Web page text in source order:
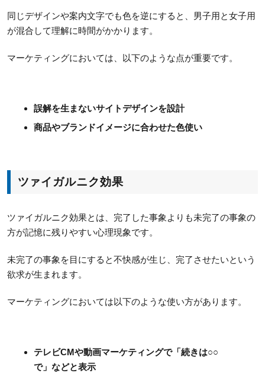
同じデザインや案内文字でも色を逆にすると、男子用と女子用
が混合して理解に時間がかかります。
マーケティングにおいては、以下のような点が重要です。
誤解を生まないサイトデザインを設計
商品やブランドイメージに合わせた色使い
ツァイガルニク効果
ツァイガルニク効果とは、完了した事象よりも未完了の事象の
方が記憶に残りやすい心理現象です。
未完了の事象を目にすると不快感が生じ、完了させたいという
欲求が生まれます。
マーケティングにおいては以下のような使い方があります。
テレビCMや動画マーケティングで「続きは○○
で」などと表示